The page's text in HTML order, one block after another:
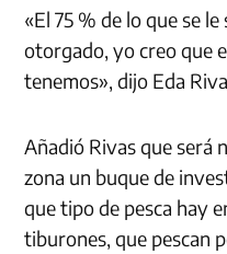
«El 75 % de lo que se
otorgado, yo creo que
tenemos», dijo Eda
Añadió Rivas que será
zona un buque de
que tipo de pesca hay
tiburones, que pescan